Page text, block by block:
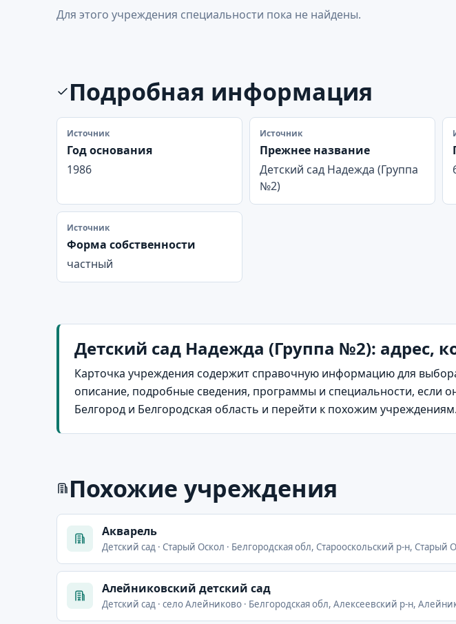
Для этого учреждения специальности пока не найдены.
Подробная информация
Источник
Год основания
1986
Источник
Прежнее название
Детский сад Надежда (Группа
№2)
Источник
Форма собственности
частный
Детский сад Надежда (Группа №2): адрес,
Карточка учреждения содержит справочную информацию для
описание, подробные сведения, программы и специальности, если
Белгород и Белгородская область и перейти к похожим учреждениям.
Похожие учреждения
Акварель
Детский сад · Старый Оскол · Белгородская обл, Старооскольский р-н, Старый
Алейниковский детский сад
Детский сад · село Алейниково · Белгородская обл, Алексеевский р-н,